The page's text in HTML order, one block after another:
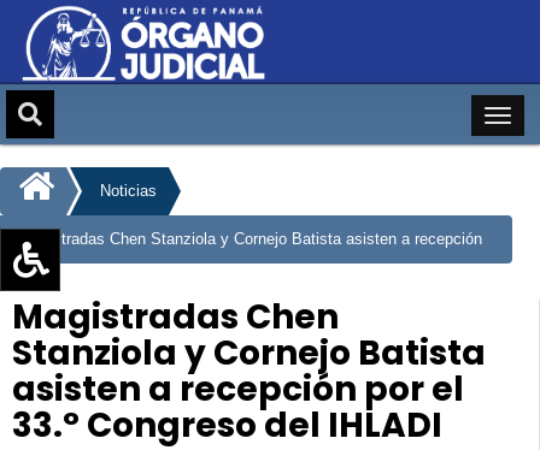
Aumentar texto (+)
Reducir texto (-)
Restablecer texto
Escala de Brillo
Escala de grises
Noticias
Magistradas Chen Stanziola y Cornejo Batista asisten a recepción
Magistradas Chen
Stanziola y Cornejo Batista
asisten a recepción por el
33.° Congreso del IHLADI